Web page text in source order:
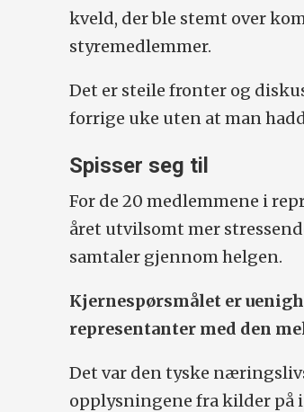
kveld, der ble stemt over
styremedlemmer.
Det er steile fronter og
forrige uke uten at man
Spisser seg til
For de 20 medlemmene i
året utvilsomt mer
samtaler gjennom helgen.
Kjernespørsmålet er
representanter med den
Det var den tyske
opplysningene fra kilder på